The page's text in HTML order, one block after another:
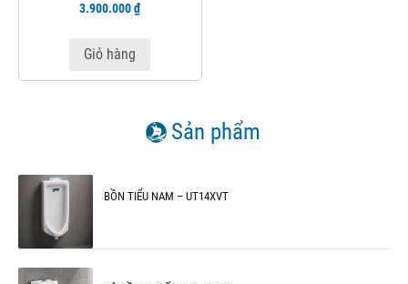
3.900.000₫
Giỏ hàng
Sản phẩm
BỒN TIỂU NAM – UT14XVT